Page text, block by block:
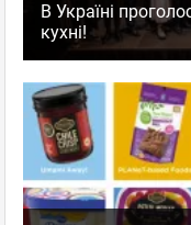
В Україні
кухні!